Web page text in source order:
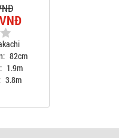
82cm
1.9m
3.8m